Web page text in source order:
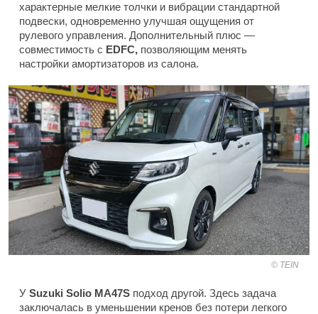
характерные мелкие толчки и вибрации стандартной
подвески, одновременно улучшая ощущения от
рулевого управления. Дополнительный плюс —
совместимость с EDFC, позволяющим менять
настройки амортизаторов из салона.
TEIN
У Suzuki Solio MA47S подход другой. Здесь задача
заключалась в уменьшении кренов без потери легкого